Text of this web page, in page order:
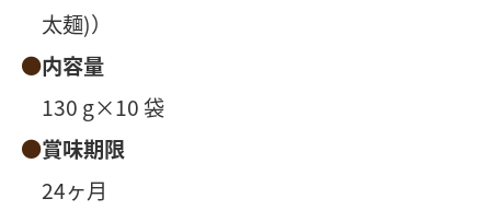
太麺)）
内容量
130 g×10 袋
賞味期限
24ヶ月